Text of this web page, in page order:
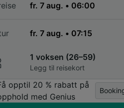
1 voksen (26–59)
Legg til reisekort
opptil 20 % rabatt på
med Genius